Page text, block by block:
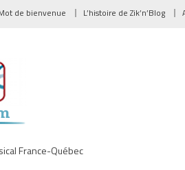
de bienvenue L’histoire de Zik’n’Blog
France-Québec